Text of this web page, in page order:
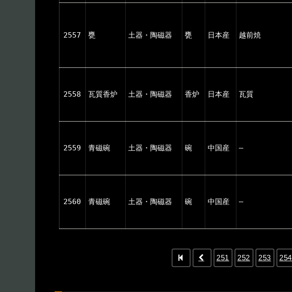
2557 甕 土器・陶磁器 甕 日本産 越前焼
2558 瓦質香炉 土器・陶磁器 香炉 日本産 瓦質
2559 青磁碗 土器・陶磁器 碗 中国産 ―
2560 青磁碗 土器・陶磁器 碗 中国産 ―
251 252 253 254